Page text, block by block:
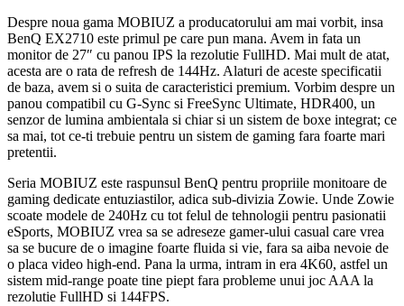
Despre noua gama MOBIUZ a producatorului am mai vorbit, insa
BenQ EX2710 este primul pe care pun mana. Avem in fata un
monitor de 27″ cu panou IPS la rezolutie FullHD. Mai mult de atat,
acesta are o rata de refresh de 144Hz. Alaturi de aceste specificatii
de baza, avem si o suita de caracteristici premium. Vorbim despre un
panou compatibil cu G-Sync si FreeSync Ultimate, HDR400, un
senzor de lumina ambientala si chiar si un sistem de boxe integrat; ce
sa mai, tot ce-ti trebuie pentru un sistem de gaming fara foarte mari
pretentii.
Seria MOBIUZ este raspunsul BenQ pentru propriile monitoare de
gaming dedicate entuziastilor, adica sub-divizia Zowie. Unde Zowie
scoate modele de 240Hz cu tot felul de tehnologii pentru pasionatii
eSports, MOBIUZ vrea sa se adreseze gamer-ului casual care vrea
sa se bucure de o imagine foarte fluida si vie, fara sa aiba nevoie de
o placa video high-end. Pana la urma, intram in era 4K60, astfel un
sistem mid-range poate tine piept fara probleme unui joc AAA la
rezolutie FullHD si 144FPS.